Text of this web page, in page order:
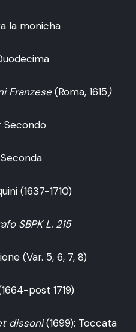
la monicha
Franzese(Roma, 1615)
Secondo
(1637-1710)
SBPK L. 215
(Var. 5, 6, 7, 8)
post 1719)
dissoni(1699): Toccata